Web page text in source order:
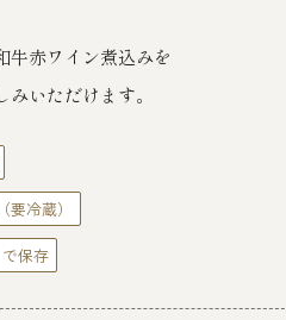
ン商品
鉄板焼ひかり
牛赤ワイン煮込みを
いただけます。
冷蔵）
保存